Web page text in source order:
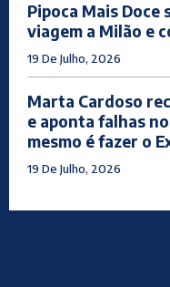
Pipoca Mais
viagem a Milão e
19 De Julho, 2026
Marta Cardoso
e aponta falhas
mesmo é fazer o
19 De Julho, 2026